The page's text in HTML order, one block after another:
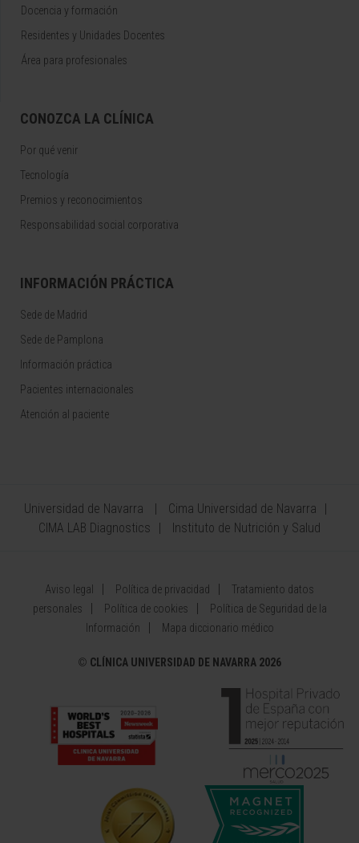
Docencia y formación
Residentes y Unidades Docentes
Área para profesionales
CONOZCA LA CLÍNICA
Por qué venir
Tecnología
Premios y reconocimientos
Responsabilidad social corporativa
INFORMACIÓN PRÁCTICA
Sede de Madrid
Sede de Pamplona
Información práctica
Pacientes internacionales
Atención al paciente
Universidad de Navarra
Cima Universidad de Navarra
CIMA LAB Diagnostics
Instituto de Nutrición y Salud
Aviso legal Política de privacidad
Tratamiento datos
personales
Política de cookies
Política de Seguridad de la
Información
Mapa diccionario médico
© CLÍNICA UNIVERSIDAD DE NAVARRA 2026